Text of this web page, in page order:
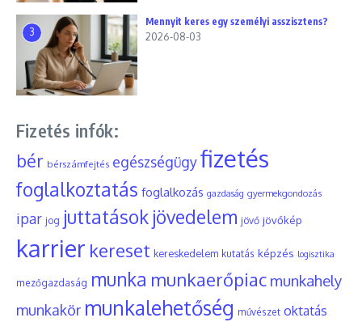
3
Mennyit keres egy személyi asszisztens?
2026-08-03
Fizetés infók:
bér bérszámfejtés egészségügyfizetés
foglalkoztatás foglalkozás gazdaság gyermekgondozás
ipar jog juttatások jövedelem jövő jövőkép
karrier kereset kereskedelem kutatás képzés logisztika
mezőgazdaság munka munkaerőpiac munkahely
munkakör munkalehetőség művészet oktatás